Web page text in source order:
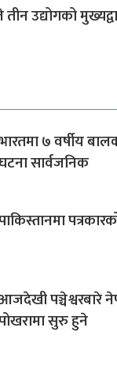
उद्योगको
७ वर्षीय
सार्वजनिक
पञ्चेश्वरबारे
सुरु हुने